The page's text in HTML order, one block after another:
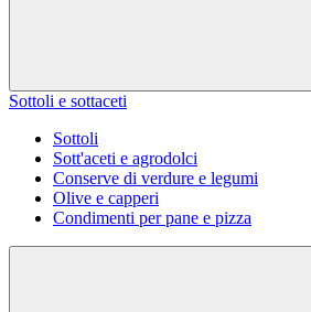
Sottoli e sottaceti
Sottoli
Sott'aceti e agrodolci
Conserve di verdure e legumi
Olive e capperi
Condimenti per pane e pizza